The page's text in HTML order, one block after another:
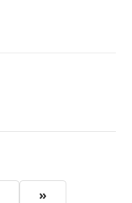
»